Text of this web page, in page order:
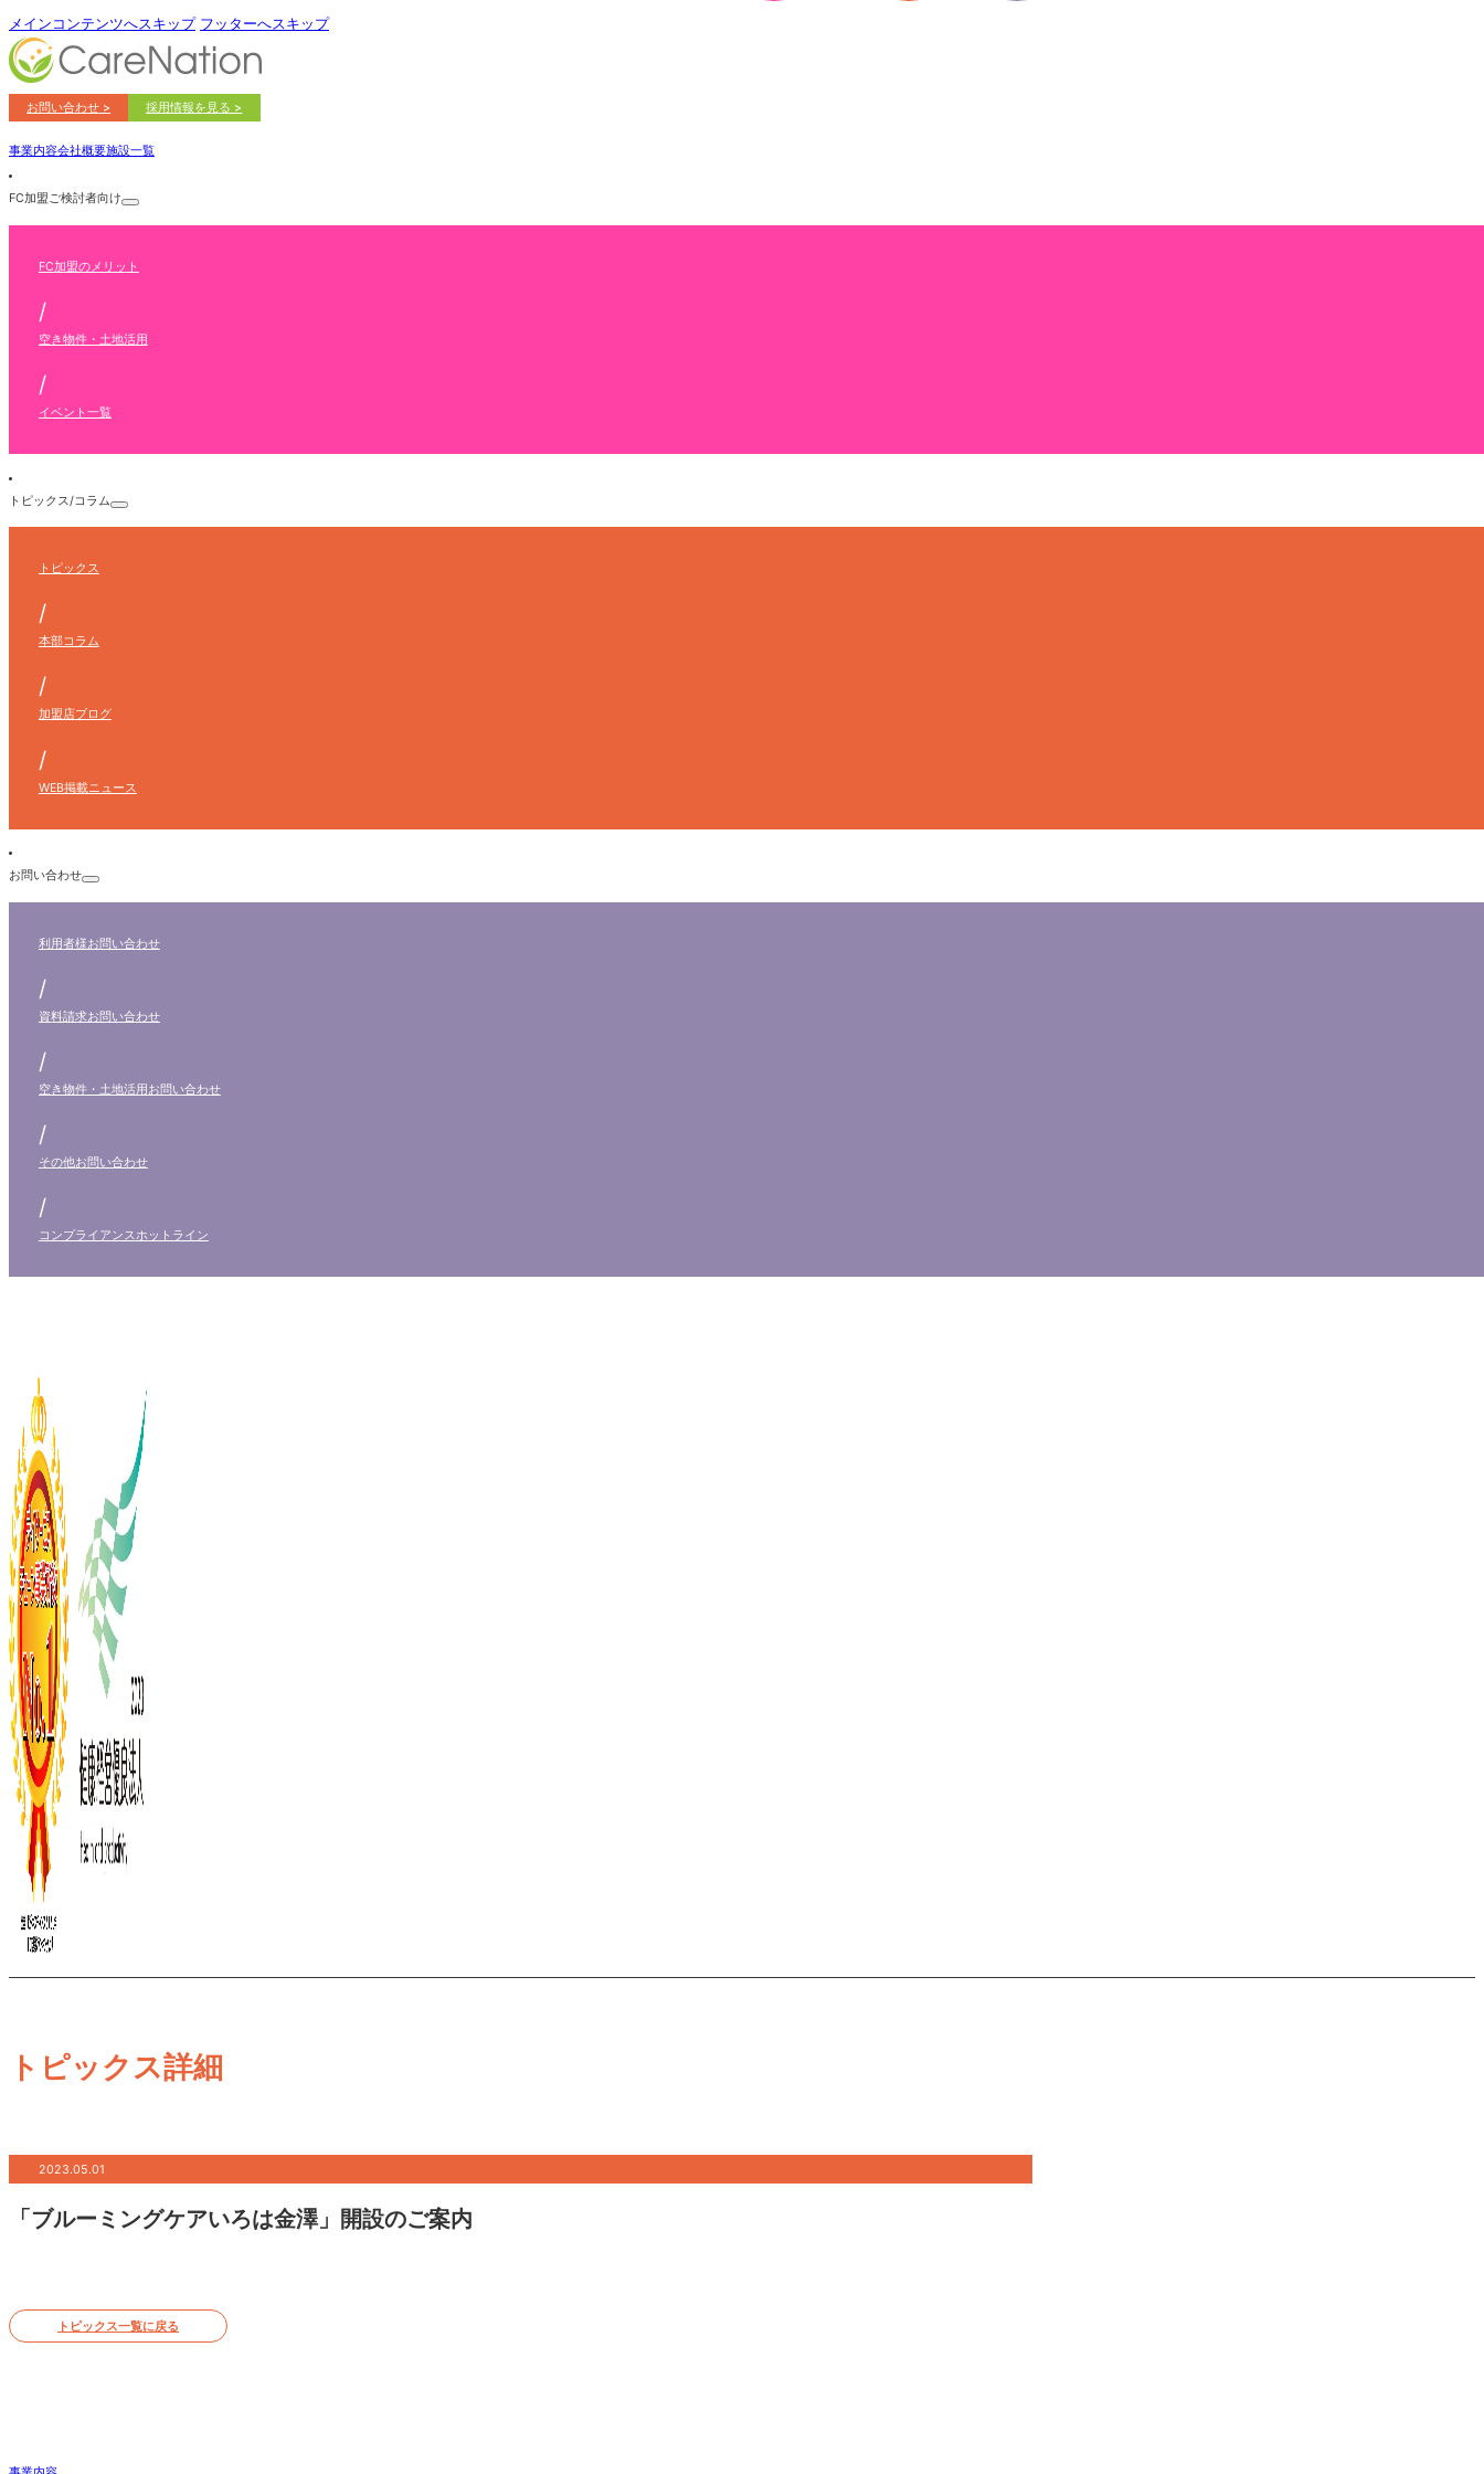
メインコンテンツへスキップ フッターへスキップ
お問い合わせ > 採用情報を見る >
事業内容会社概要施設一覧
FC加盟ご検討者向け
FC加盟のメリット
/
空き物件・土地活用
/
イベント一覧
トピックス/コラム
トピックス
/
本部コラム
/
加盟店ブログ
/
WEB掲載ニュース
お問い合わせ
利用者様お問い合わせ
/
資料請求お問い合わせ
/
空き物件・土地活用お問い合わせ
/
その他お問い合わせ
/
コンプライアンスホットライン
トピックス詳細
2023.05.01
「ブルーミングケアいろは金澤」開設のご案内
トピックス一覧に戻る